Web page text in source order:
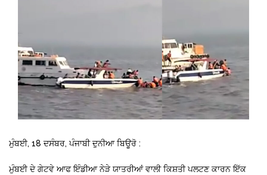
ਮੁੰਬਈ, 18 ਦਸੰਬਰ, ਪੰਜਾਬੀ ਦੁਨੀਆ ਬਿਊਰੋ :
ਮੁੰਬਈ ਦੇ ਗੇਟਵੇ ਆਫ ਇੰਡੀਆ ਨੇੜੇ ਯਾਤਰੀਆਂ ਵਾਲੀ ਕਿਸ਼ਤੀ ਪਲਟਣ ਕਾਰਨ ਇੱਕ